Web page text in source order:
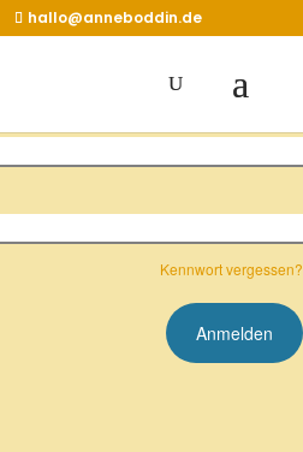
hallo@anneboddin.de
Kennwort vergessen?